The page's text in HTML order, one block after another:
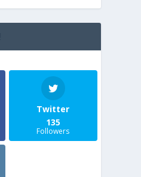
Twitter
135
Followers